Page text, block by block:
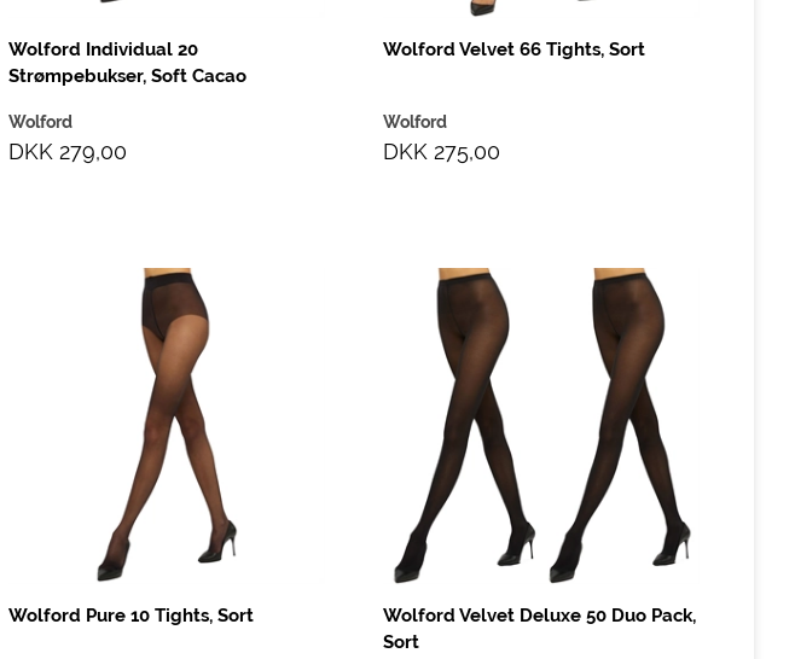
Wolford Individual 20
Strømpebukser, Soft Cacao
Wolford
DKK 279,00
Wolford Velvet 66 Tights, Sort
Wolford
DKK 275,00
Wolford Pure 10 Tights, Sort
Wolford Velvet Deluxe 50 Duo Pack,
Sort